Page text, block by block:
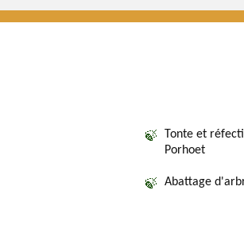
Tonte et
Porhoet
Abattage